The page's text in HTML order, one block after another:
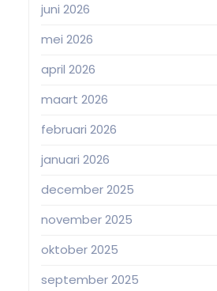
juni 2026
mei 2026
april 2026
maart 2026
februari 2026
januari 2026
december 2025
november 2025
oktober 2025
september 2025